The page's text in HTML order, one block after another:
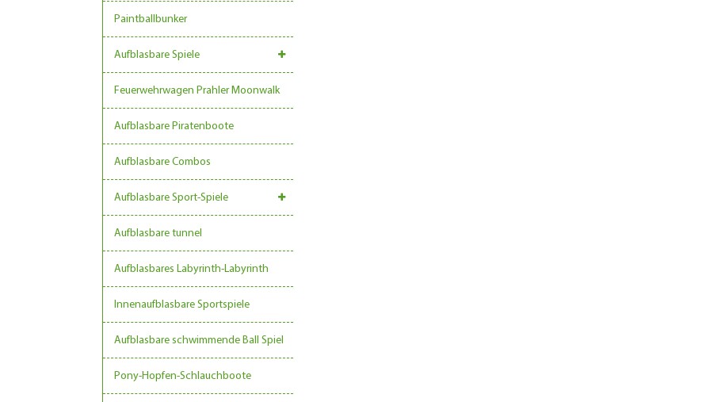
Paintballbunker
Aufblasbare Spiele
Feuerwehrwagen Prahler Moonwalk
Aufblasbare Piratenboote
Aufblasbare Combos
Aufblasbare Sport-Spiele
Aufblasbare tunnel
Aufblasbares Labyrinth-Labyrinth
Innenaufblasbare Sportspiele
Aufblasbare schwimmende Ball Spiel
Pony-Hopfen-Schlauchboote